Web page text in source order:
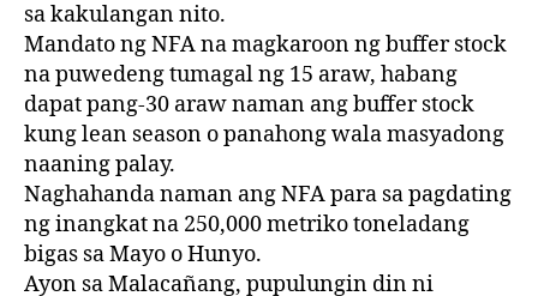
sa kakulangan nito.
Mandato ng NFA na magkaroon ng buffer stock
na puwedeng tumagal ng 15 araw, habang
dapat pang-30 araw naman ang buffer stock
kung lean season o panahong wala masyadong
naaning palay.
Naghahanda naman ang NFA para sa pagdating
ng inangkat na 250,000 metriko toneladang
bigas sa Mayo o Hunyo.
Ayon sa Malacañang, pupulungin din ni